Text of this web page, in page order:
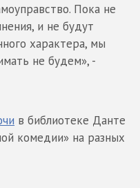
Пока не
и не будут
характера, мы
не будем», -
в библиотеке Данте
комедии» на разных